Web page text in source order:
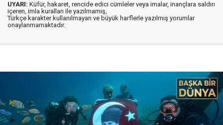
UYARI: Küfür, hakaret, rencide edici cümleler veya imalar, inançlara saldırı
içeren, imla kuralları ile yazılmamış,
Türkçe karakter kullanılmayan ve büyük harflerle yazılmış yorumlar
onaylanmamaktadır.